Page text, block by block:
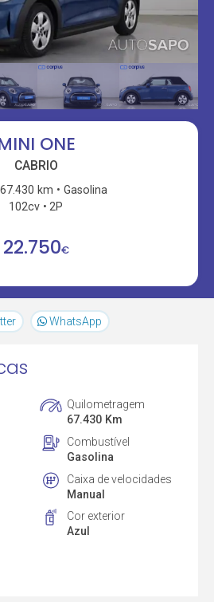
ONE
CABRIO
67.430 km
Gasolina
102cv
2P
22.750€
WhatsApp
Quilometragem
67.430 Km
Combustível
Gasolina
Caixa de velocidades
Manual
Cor exterior
Azul